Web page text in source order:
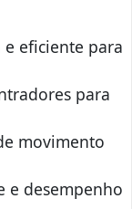
e eficiente para
para
movimento
e desempenho